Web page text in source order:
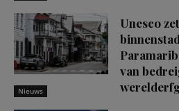
Nieuws
Unesco zet
binnenstad
van